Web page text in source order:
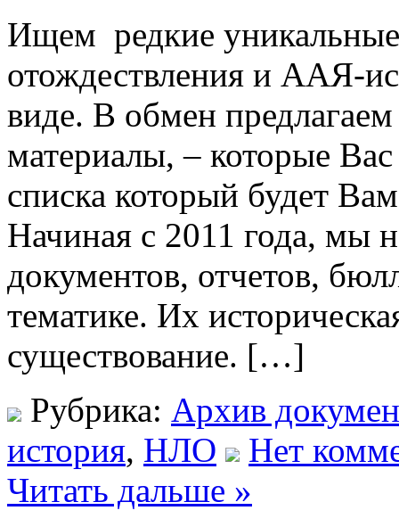
Ищем редкие
отождествления и ААЯ-
виде. В обмен
материалы, – которые Вас
списка который будет
Начиная с 2011 года, мы
документов, отчетов,
тематике. Их
существование. […]
Рубрика: Архив
история, НЛО
Нет
Читать дальше »